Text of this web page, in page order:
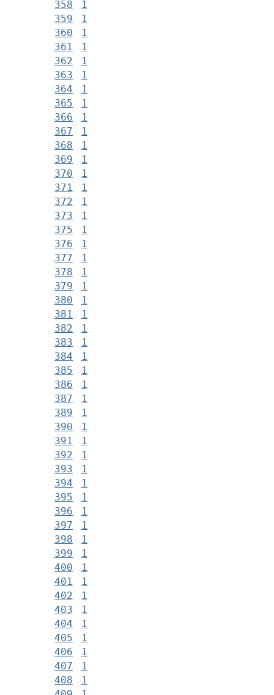
358
1
359
1
360
1
361
1
362
1
363
1
364
1
365
1
366
1
367
1
368
1
369
1
370
1
371
1
372
1
373
1
375
1
376
1
377
1
378
1
379
1
380
1
381
1
382
1
383
1
384
1
385
1
386
1
387
1
389
1
390
1
391
1
392
1
393
1
394
1
395
1
396
1
397
1
398
1
399
1
400
1
401
1
402
1
403
1
404
1
405
1
406
1
407
1
408
1